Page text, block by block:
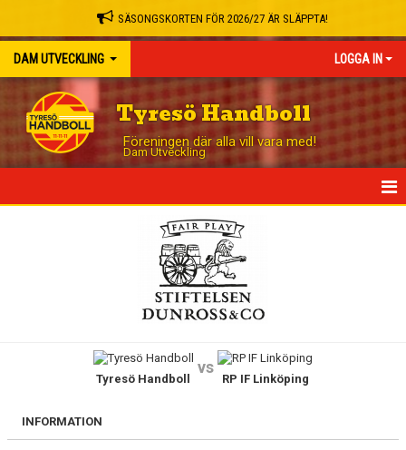
SÄSONGSKORTEN FÖR 2026/27 ÄR SLÄPPTA!
DAM UTVECKLING LOGGA IN
Tyresö Handboll
Föreningen där alla vill vara med!
Dam Utveckling
KONTAKT
Tyresö Handboll
vs
RP IF Linköping
INFORMATION